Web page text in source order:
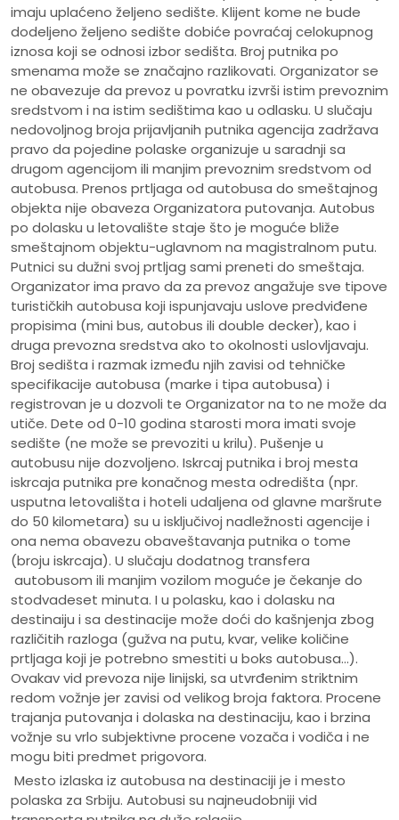
imaju uplaćeno željeno sedište. Klijent kome ne bude
dodeljeno željeno sedište dobiće povraćaj celokupnog
iznosa koji se odnosi izbor sedišta. Broj putnika po
smenama može se značajno razlikovati. Organizator se
ne obavezuje da prevoz u povratku izvrši istim prevoznim
sredstvom i na istim sedištima kao u odlasku. U slučaju
nedovoljnog broja prijavljanih putnika agencija zadržava
pravo da pojedine polaske organizuje u saradnji sa
drugom agencijom ili manjim prevoznim sredstvom od
autobusa. Prenos prtljaga od autobusa do smeštajnog
objekta nije obaveza Organizatora putovanja. Autobus
po dolasku u letovalište staje što je moguće bliže
smeštajnom objektu-uglavnom na magistralnom putu.
Putnici su dužni svoj prtljag sami preneti do smeštaja.
Organizator ima pravo da za prevoz angažuje sve tipove
turističkih autobusa koji ispunjavaju uslove predviđene
propisima (mini bus, autobus ili double decker), kao i
druga prevozna sredstva ako to okolnosti uslovljavaju.
Broj sedišta i razmak između njih zavisi od tehničke
specifikacije autobusa (marke i tipa autobusa) i
registrovan je u dozvoli te Organizator na to ne može da
utiče. Dete od 0-10 godina starosti mora imati svoje
sedište (ne može se prevoziti u krilu). Pušenje u
autobusu nije dozvoljeno. Iskrcaj putnika i broj mesta
iskrcaja putnika pre konačnog mesta odredišta (npr.
usputna letovališta i hoteli udaljena od glavne maršrute
do 50 kilometara) su u isključivoj nadležnosti agencije i
ona nema obavezu obaveštavanja putnika o tome
(broju iskrcaja). U slučaju dodatnog transfera
autobusom ili manjim vozilom moguće je čekanje do
stodvadeset minuta. I u polasku, kao i dolasku na
destinaiju i sa destinacije može doći do kašnjenja zbog
različitih razloga (gužva na putu, kvar, velike količine
prtljaga koji je potrebno smestiti u boks autobusa...).
Ovakav vid prevoza nije linijski, sa utvrđenim striktnim
redom vožnje jer zavisi od velikog broja faktora. Procene
trajanja putovanja i dolaska na destinaciju, kao i brzina
vožnje su vrlo subjektivne procene vozača i vodiča i ne
mogu biti predmet prigovora.
Mesto izlaska iz autobusa na destinaciji je i mesto
polaska za Srbiju. Autobusi su najneudobniji vid